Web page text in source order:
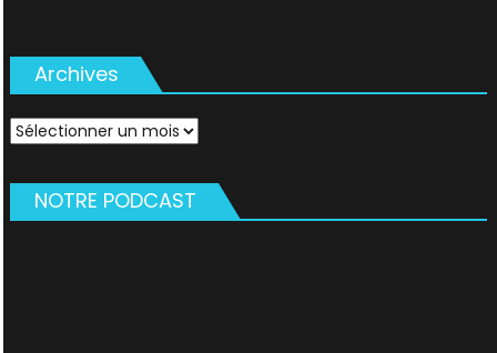
Archives
Archives
NOTRE PODCAST